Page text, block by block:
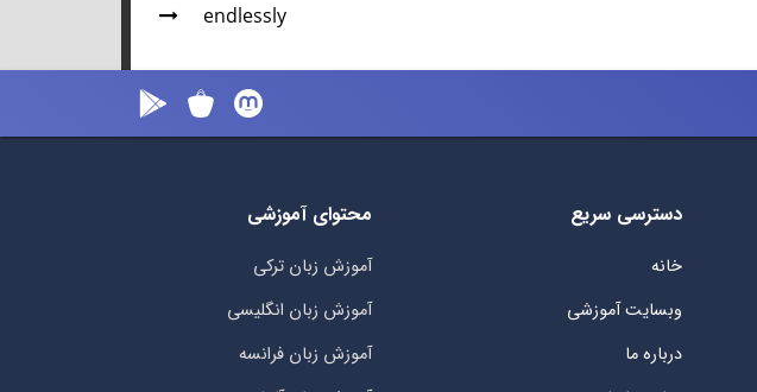
endlessly
دسترسی سریع
خانه
وبسایت آموزشی
درباره ما
محتوای آموزشی
آموزش زبان ترکی
آموزش زبان انگلیسی
آموزش زبان فرانسه